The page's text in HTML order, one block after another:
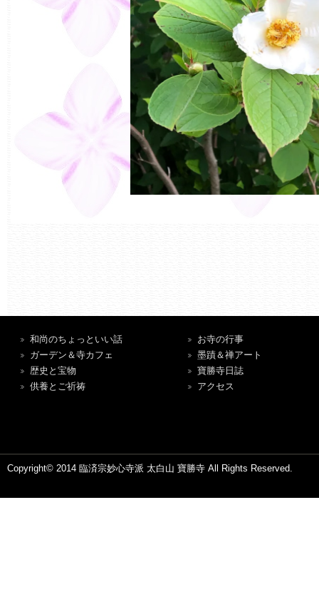
和尚のちょっといい話
ガーデン＆寺カフェ
歴史と宝物
供養とご祈祷
お寺の行事
墨蹟＆禅アート
寶勝寺日誌
アクセス
Copyright© 2014 臨済宗妙心寺派 太白山 寶勝寺 All Rights Reserved.